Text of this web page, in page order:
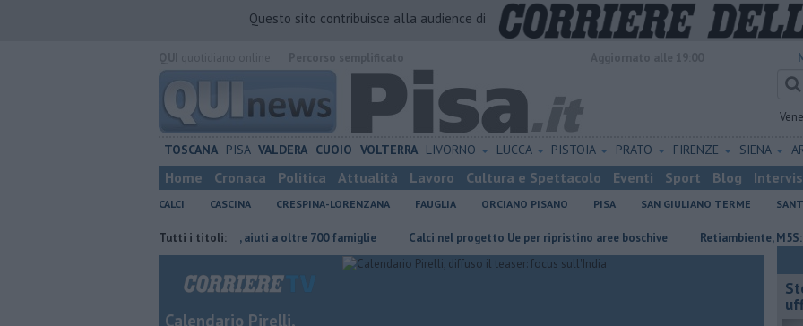
Questo sito contribuisce alla audience di
TOSCANA PISA VALDERA CUOIO VOLTERRA LIVORNO LUCCA PISTOIA PRATO FIRENZE SIENA
Home Cronaca Politica Attualità Lavoro Cultura e Spettacolo Eventi Sport Blog
CALCI CASCINA CRESPINA-LORENZANA FAUGLIA ORCIANO PISANO PISA SAN GIULIANO TERME
Tutti i titoli:
Carta Spesa 2026, aiuti a oltre 700 famiglie Calci nel progetto Ue per ripristino aree boschive Retiambiente, M5S:
Calendario Pirelli,